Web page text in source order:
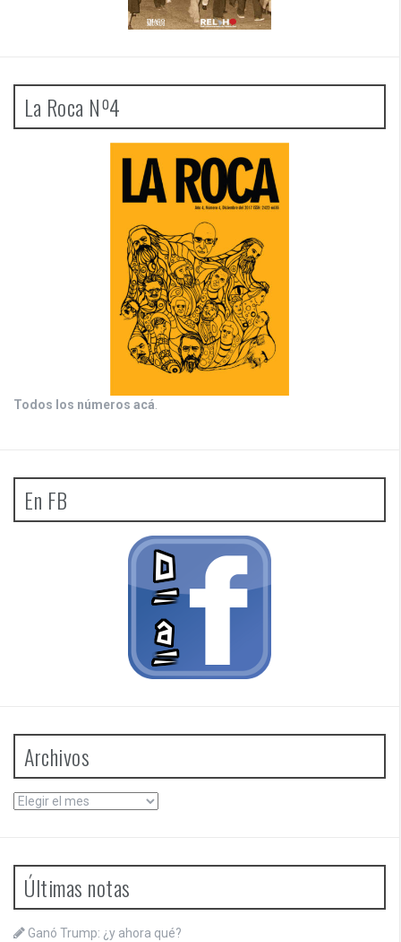
La Roca Nº4
Todos los números acá.
En FB
Archivos
Archivos
Últimas notas
Ganó Trump: ¿y ahora qué?